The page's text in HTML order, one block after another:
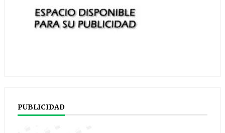
PUBLICIDAD